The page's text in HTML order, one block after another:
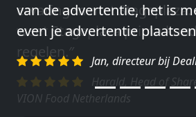
ervaringen met
weet Stageplaza prima
regelen.″
Harald, Head of
VION Food Netherlands